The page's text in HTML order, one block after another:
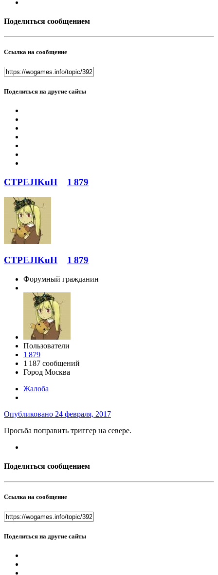
Поделиться сообщением
Ссылка на сообщение
Поделиться на другие сайты
CTPEJIKuH 1 879
CTPEJIKuH 1 879
Форумный гражданин
Пользователи
1 879
1 187 сообщений
Город Москва
Жалоба
Опубликовано 24 февраля, 2017
Просьба поправить триггер на севере.
Поделиться сообщением
Ссылка на сообщение
Поделиться на другие сайты